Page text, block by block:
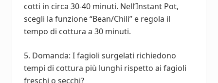
cotti in circa 30-40 minuti. Nell’Instant Pot,
scegli la funzione “Bean/Chili” e regola il
tempo di cottura a 30 minuti.
5. Domanda: I fagioli surgelati richiedono
tempi di cottura più lunghi rispetto ai fagioli
freschi o secchi?